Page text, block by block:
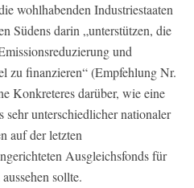
wohlhabenden Industriestaaten
Südens darin „unterstützen, die
und
zu finanzieren“ (Empfehlung Nr.
Konkreteres darüber, wie eine
sehr unterschiedlicher nationaler
auf der letzten
Ausgleichsfonds für
sollte.